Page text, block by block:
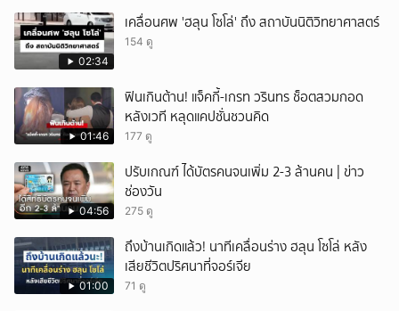
02:34
เคลื่อนศพ 'ฮลุน โซโล่' ถึง สถาบันนิติวิทยาศาสตร์
154 ดู
01:46
ฟินเกินต้าน! แจ็คกี้-เกรท วรินทร ช็อตสวมกอด
หลังเวที หลุดแคปชั่นชวนคิด
177 ดู
04:56
ปรับเกณฑ์ ได้บัตรคนจนเพิ่ม 2-3 ล้านคน | ข่าว
ช่องวัน
275 ดู
01:00
ถึงบ้านเกิดแล้ว! นาทีเคลื่อนร่าง ฮลุน โซโล่ หลัง
เสียชีวิตปริศนาที่จอร์เจีย
71 ดู